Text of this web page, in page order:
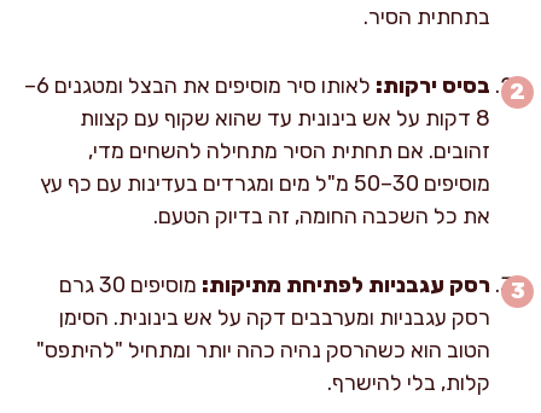
בתחתית הסיר.
בסיס ירקות:
לאותו סיר מוסיפים את הבצל ומטגנים 6–
8 דקות על אש בינונית עד שהוא שקוף עם קצוות
זהובים. אם תחתית הסיר מתחילה להשחים מדי,
מוסיפים 30–50 מ"ל מים ומגרדים בעדינות עם כף עץ
את כל השכבה החומה, זה בדיוק הטעם.
רסק עגבניות לפתיחת מתיקות:
מוסיפים 30 גרם
רסק עגבניות ומערבבים דקה על אש בינונית. הסימן
הטוב הוא כשהרסק נהיה כהה יותר ומתחיל "להיתפס"
קלות, בלי להישרף.